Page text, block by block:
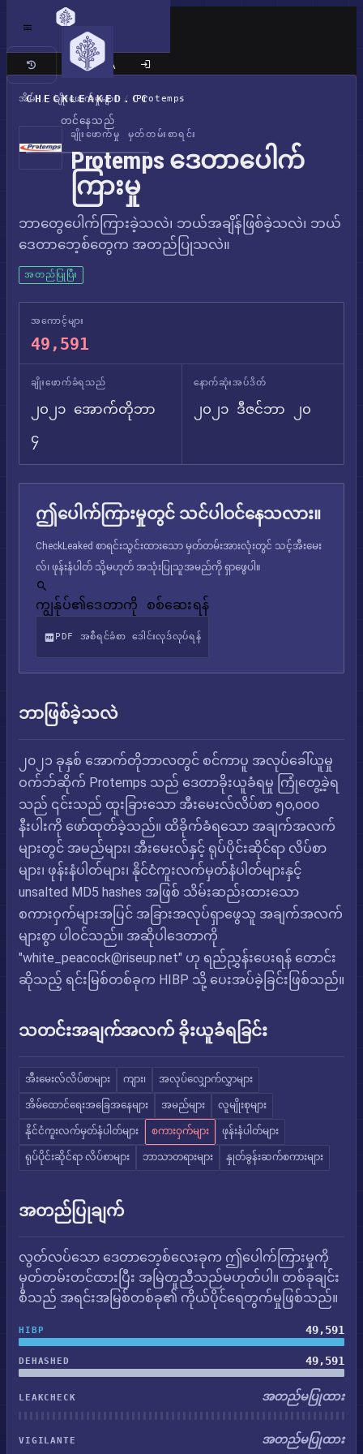
CHECKLEAKED.CC
တင်နေသည်
ကလက်စစ် ဆိုက်
အိမ် / ချိုးဖောက်မှုများ / Protemps
ချိုးဖောက်မှု မှတ်တမ်းစာရင်း
Protemps ဒေတာပေါက်
ကြားမှု
ဘာတွေပေါက်ကြားခဲ့သလဲ၊ ဘယ်အချိန်ဖြစ်ခဲ့သလဲ၊ ဘယ်
ဒေတာဘေ့စ်တွေက အတည်ပြုသလဲ။
အတည်ပြုပြီး
အကောင့်များ
49,591
ချိုးဖောက်ခံရသည်
၂၀၂၁ အောက်တိုဘာ
၄
နောက်ဆုံးအပ်ဒိတ်
၂၀၂၁ ဒီဇင်ဘာ ၂၀
ဤပေါက်ကြားမှုတွင် သင်ပါဝင်နေသလား။
CheckLeaked စာရင်းသွင်းထားသော မှတ်တမ်းအားလုံးတွင် သင့်အီးမေး
လ်၊ ဖုန်းနံပါတ် သို့မဟုတ် အသုံးပြုသူအမည်ကို ရှာဖွေပါ။
ကျွန်ုပ်၏ဒေတာကို စစ်ဆေးရန်
PDF အစီရင်ခံစာ ဒေါင်းလုဒ်လုပ်ရန်
ဘာဖြစ်ခဲ့သလဲ
၂၀၂၁ ခုနှစ် အောက်တိုဘာလတွင် စင်ကာပူ အလုပ်ခေါ်ယူမှု
ဝက်ဘ်ဆိုက် Protemps သည် ဒေတာခိုးယူခံရမှု ကြုံတွေ့ခဲ့ရ
သည် ၎င်းသည် ထူးခြားသော အီးမေးလ်လိပ်စာ ၅၀,၀၀၀
နီးပါးကို ဖော်ထုတ်ခဲ့သည်။ ထိခိုက်ခံရသော အချက်အလက်
များတွင် အမည်များ၊ အီးမေးလ်နှင့် ရုပ်ပိုင်းဆိုင်ရာ လိပ်စာ
များ၊ ဖုန်းနံပါတ်များ၊ နိုင်ငံကူးလက်မှတ်နံပါတ်များနှင့်
unsalted MD5 hashes အဖြစ် သိမ်းဆည်းထားသော
စကားဝှက်များအပြင် အခြားအလုပ်ရှာဖွေသူ အချက်အလက်
များစွာ ပါဝင်သည်။ အဆိုပါဒေတာကို
"white_peacock@riseup.net" ဟု ရည်ညွှန်းပေးရန် တောင်း
ဆိုသည့် ရင်းမြစ်တစ်ခုက HIBP သို့ ပေးအပ်ခဲ့ခြင်းဖြစ်သည်။
သတင်းအချက်အလက် ခိုးယူခံရခြင်း
အီးမေးလ်လိပ်စာများ ကျား၊ အလုပ်လျှောက်လွှာများ
အိမ်ထောင်ရေးအခြေအနေများ အမည်များ လူမျိုးစုများ
နိုင်ငံကူးလက်မှတ်နံပါတ်များ စကားဝှက်များ ဖုန်းနံပါတ်များ
ရုပ်ပိုင်းဆိုင်ရာ လိပ်စာများ ဘာသာတရားများ နှုတ်ခွန်းဆက်စကားများ
အတည်ပြုချက်
လွတ်လပ်သော ဒေတာဘေ့စ်လေးခုက ဤပေါက်ကြားမှုကို
မှတ်တမ်းတင်ထားပြီး အမြဲတူညီသည်မဟုတ်ပါ။ တစ်ခုချင်း
စီသည် အရင်းအမြစ်တစ်ခု၏ ကိုယ်ပိုင်ရေတွက်မှုဖြစ်သည်။
HIBP 49,591
DEHASHED 49,591
LEAKCHECK အတည်မပြုထား
VIGILANTE အတည်မပြုထား